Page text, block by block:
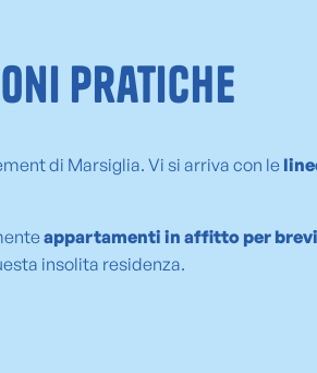
pratiche
di Marsiglia. Vi si arriva con le
appartamenti in affitto per
insolita residenza.